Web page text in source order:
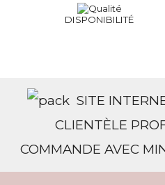
DISPONIBILITÉ
SITE
CLIENTÈLE
COMMANDE AVEC